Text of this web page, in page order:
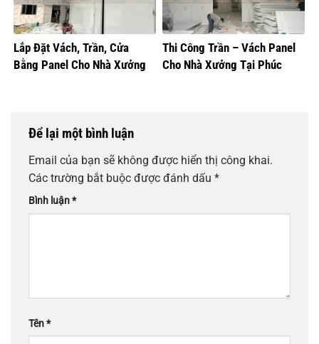
Lắp Đặt Vách, Trần, Cửa
Bằng Panel Cho Nhà Xưởng
Thi Công Trần – Vách Panel
Cho Nhà Xưởng Tại Phúc
Để lại một bình luận
Email của bạn sẽ không được hiển thị công khai.
Các trường bắt buộc được đánh dấu *
Bình luận*
Tên*